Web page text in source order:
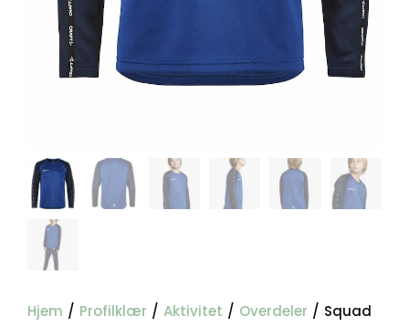
Hjem / Profilklær / Aktivitet / Overdeler / Squad